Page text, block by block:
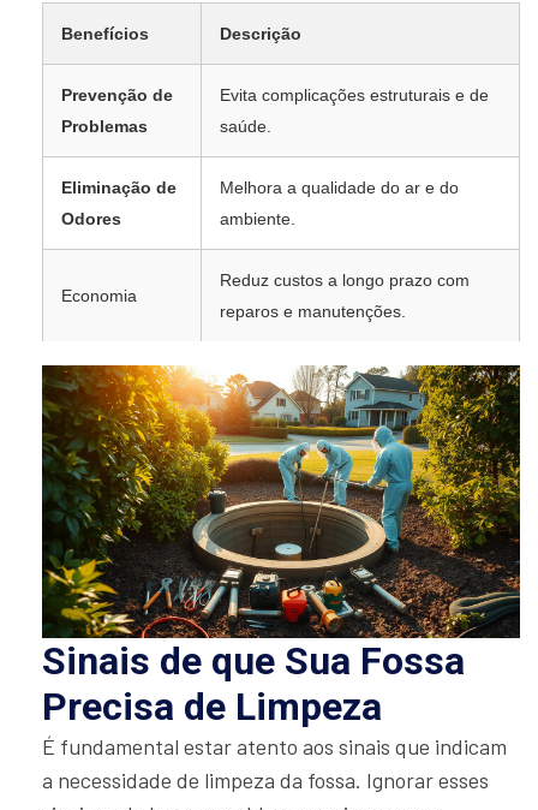
Benefícios Descrição
Prevenção de
Problemas
Evita complicações estruturais e de
saúde.
Eliminação de
Odores
Melhora a qualidade do ar e do
ambiente.
Economia
Reduz custos a longo prazo com
reparos e manutenções.
Sinais de que Sua Fossa
Precisa de Limpeza
É fundamental estar atento aos sinais que indicam
a necessidade de limpeza da fossa. Ignorar esses